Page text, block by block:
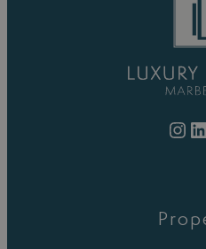
Instagram LinkedIn